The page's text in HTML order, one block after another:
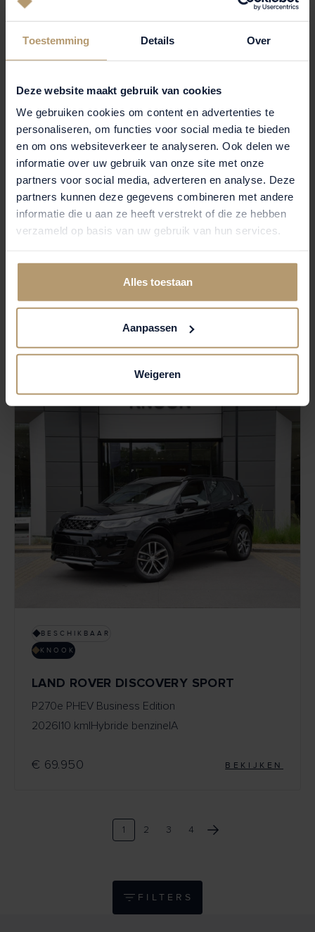
Toestemming Details Over
Deze website maakt gebruik van cookies
We gebruiken cookies om content en advertenties te
personaliseren, om functies voor social media te bieden
en om ons websiteverkeer te analyseren. Ook delen we
informatie over uw gebruik van onze site met onze
partners voor social media, adverteren en analyse. Deze
partners kunnen deze gegevens combineren met andere
informatie die u aan ze heeft verstrekt of die ze hebben
verzameld op basis van uw gebruik van hun services.
Alles toestaan
Aanpassen
Weigeren
BESCHIKBAAR
KNOOK
LAND ROVER DISCOVERY SPORT
2026|10 km|Hybride benzine|A
€ 75.250 BEKIJKEN
BESCHIKBAAR
KNOOK
LAND ROVER DISCOVERY SPORT
P270e PHEV Business Edition
2026 10 km Hybride benzine A
€ 69.950 BEKIJKEN
1 2 3 4
FILTERS